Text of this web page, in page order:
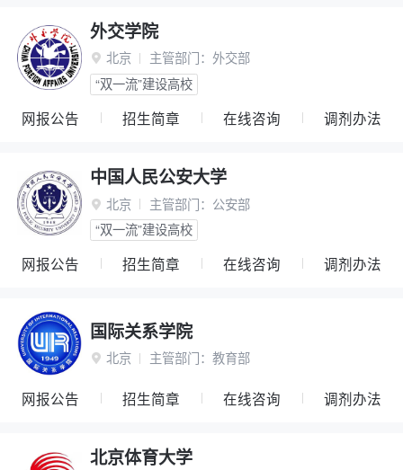
外交学院
 北京 主管部门： 外交部
“双一流”建设高校
网报公告 招生简章 在线咨询 调剂办法
中国人民公安大学
 北京 主管部门： 公安部
“双一流”建设高校
网报公告 招生简章 在线咨询 调剂办法
国际关系学院
 北京 主管部门： 教育部
网报公告 招生简章 在线咨询 调剂办法
北京体育大学